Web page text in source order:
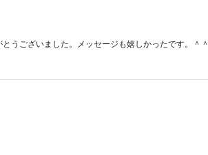
うございました。メッセージも嬉しかったです。＾＾